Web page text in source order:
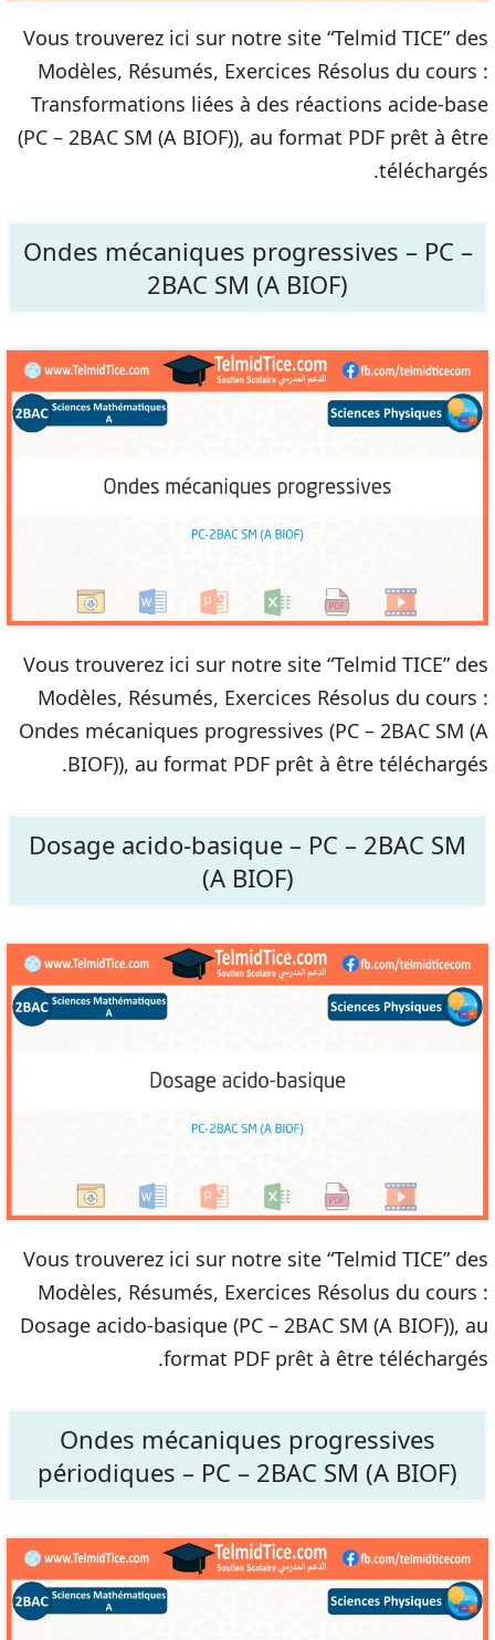
Vous trouverez ici sur notre site “Telmid TICE” des
Modèles, Résumés, Exercices Résolus du cours :
Transformations liées à des réactions acide-base
(PC – 2BAC SM (A BIOF)), au format PDF prêt à être
téléchargés.
Ondes mécaniques progressives – PC –
2BAC SM (A BIOF)
Vous trouverez ici sur notre site “Telmid TICE” des
Modèles, Résumés, Exercices Résolus du cours :
Ondes mécaniques progressives (PC – 2BAC SM (A
BIOF)), au format PDF prêt à être téléchargés.
Dosage acido-basique – PC – 2BAC SM
(A BIOF)
Vous trouverez ici sur notre site “Telmid TICE” des
Modèles, Résumés, Exercices Résolus du cours :
Dosage acido-basique (PC – 2BAC SM (A BIOF)), au
format PDF prêt à être téléchargés.
Ondes mécaniques progressives
périodiques – PC – 2BAC SM (A BIOF)